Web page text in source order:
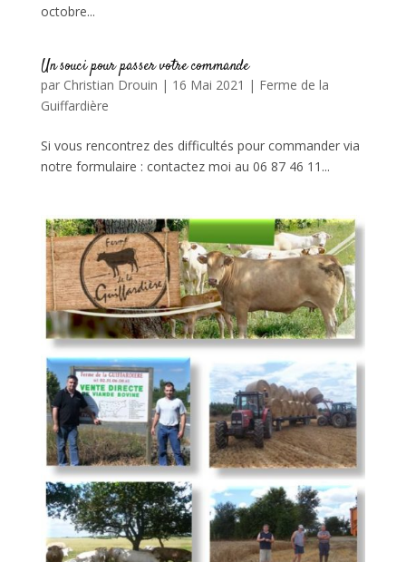
octobre...
Un souci pour passer votre commande
par Christian Drouin | 16 Mai 2021 | Ferme de la
Guiffardière
Si vous rencontrez des difficultés pour commander via
notre formulaire : contactez moi au 06 87 46 11...